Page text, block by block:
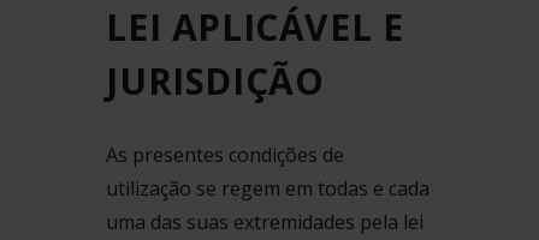
LEI APLICÁVEL E
JURISDIÇÃO
As presentes condições de
utilização se regem em todas e cada
uma das suas extremidades pela lei